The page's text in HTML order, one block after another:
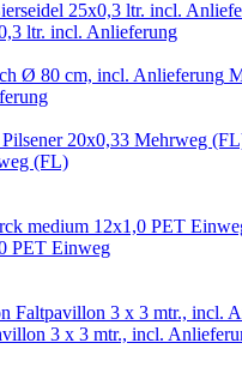
ltr. incl. Anlieferung
(FL)
PET Einweg
3 x 3 mtr., incl.